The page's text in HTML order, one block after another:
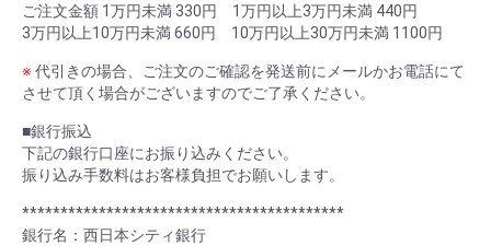
ご注文金額 1万円未満 330円 1万円以上3万円未満 440円
3万円以上10万円未満 660円 10万円以上30万円未満 1100円
※ 代引きの場合、ご注文のご確認を発送前にメールかお電話にて
させて頂く場合がございますのでご了承ください。
■銀行振込
下記の銀行口座にお振り込みください。
振り込み手数料はお客様負担でお願いします。
******************************************
銀行名：西日本シティ銀行